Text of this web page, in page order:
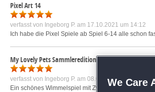
Pixel Art 14
verfasst von Ingeborg P. am 17.10.2021 um 14:12
Ich habe die Pixel Spiele ab Spiel 6-14 alle schon
My Lovely Pets Sammleredition
verfasst von Ingeborg P. am 08.03.2023 um 03:10
Ein schönes Wimmelspiel mit Zwischenspielen und
We Care